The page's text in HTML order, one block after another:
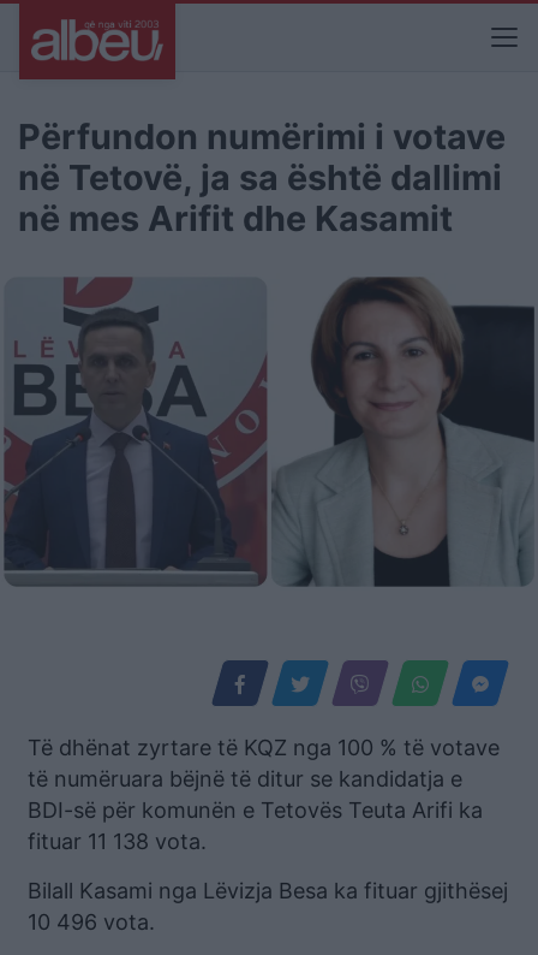
Përfundon numërimi i votave
në Tetovë, ja sa është dallimi
në mes Arifit dhe Kasamit
Të dhënat zyrtare të KQZ nga 100 % të votave
të numëruara bëjnë të ditur se kandidatja e
BDI-së për komunën e Tetovës Teuta Arifi ka
fituar 11 138 vota.
Bilall Kasami nga Lëvizja Besa ka fituar gjithësej
10 496 vota.